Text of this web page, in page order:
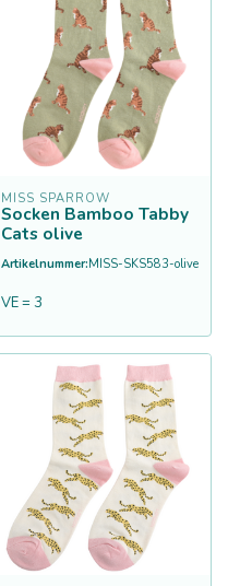
MISS SPARROW
Socken Bamboo Tabby
Cats olive
Artikelnummer:MISS-SKS583-olive
VE = 3